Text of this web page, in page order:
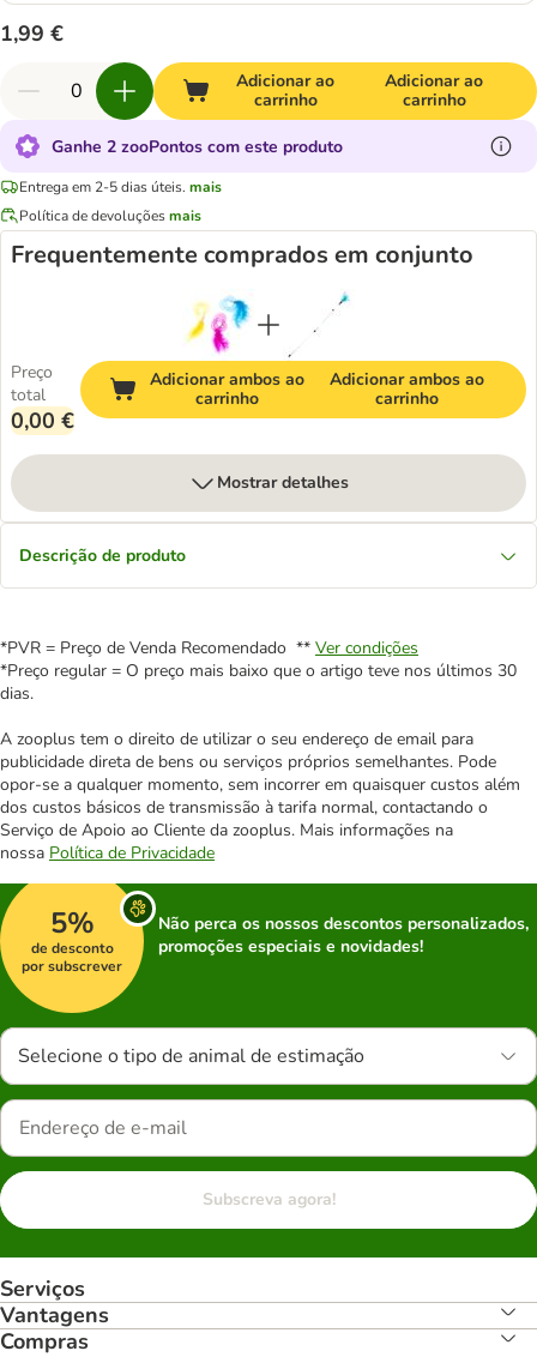
1,99 €
Adicionar ao
carrinho
Adicionar ao
carrinho
Ganhe 2 zooPontos com este produto
Entrega em 2-5 dias úteis. mais
Política de devoluçõesmais
Frequentemente comprados em conjunto
Preço
total
0,00 €
Adicionar ambos ao
carrinho
Adicionar ambos ao
carrinho
Mostrar detalhes
Descrição de produto
*PVR = Preço de Venda Recomendado ** Ver condições
*Preço regular = O preço mais baixo que o artigo teve nos últimos 30
dias.
A zooplus tem o direito de utilizar o seu endereço de email para
publicidade direta de bens ou serviços próprios semelhantes. Pode
opor-se a qualquer momento, sem incorrer em quaisquer custos além
dos custos básicos de transmissão à tarifa normal, contactando o
Serviço de Apoio ao Cliente da zooplus. Mais informações na
nossa Política de Privacidade
5%
de desconto
por subscrever
Não perca os nossos descontos personalizados,
promoções especiais e novidades!
Selecione o tipo de animal de estimação
Subscreva agora!
Serviços
Vantagens
Compras